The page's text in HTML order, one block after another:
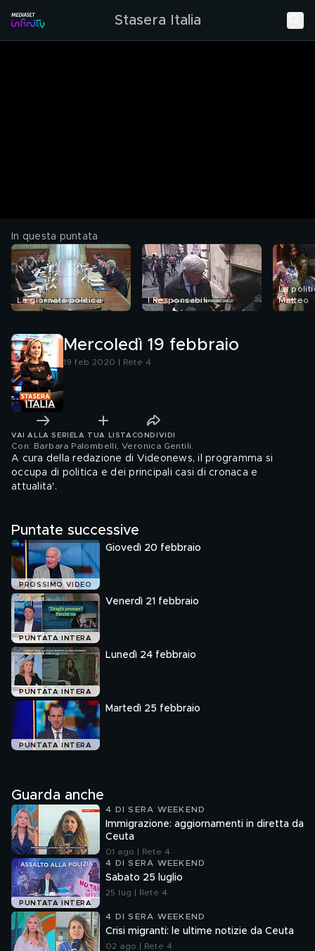
Stasera Italia
In questa puntata
La giornata politica I Responsabili
La
Matteo
Mercoledì 19 febbraio
19 feb 2020 | Rete 4
VAI ALLA SERIE LA TUA LISTA CONDIVIDI
Con: Barbara Palombelli, Veronica Gentili
A cura della redazione di Videonews, il programma si
occupa di politica e dei principali casi di cronaca e
attualita'.
Puntate successive
PROSSIMO VIDEO
Giovedì 20 febbraio
PUNTATA INTERA
Venerdì 21 febbraio
PUNTATA INTERA
Lunedì 24 febbraio
PUNTATA INTERA
Martedì 25 febbraio
Guarda anche
4 DI SERA WEEKEND
Immigrazione: aggiornamenti in diretta da
Ceuta
01 ago | Rete 4
PUNTATA INTERA
4 DI SERA WEEKEND
Sabato 25 luglio
25 lug | Rete 4
4 DI SERA WEEKEND
Crisi migranti: le ultime notizie da Ceuta
02 ago | Rete 4